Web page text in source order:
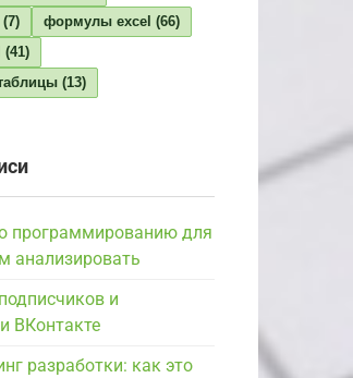
(7) формулы excel (66)
(41)
(13)
программированию для
анализировать
и
ВКонтакте
разработки: как это